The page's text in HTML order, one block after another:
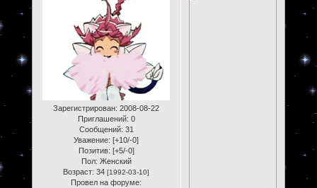
Зарегистрирован: 2008-08-22
Приглашений: 0
Сообщений: 31
Уважение: [+10/-0]
Позитив: [+5/-0]
Пол: Женский
Возраст: 34[1992-03-10]
Провел на форуме: